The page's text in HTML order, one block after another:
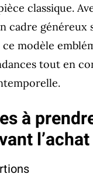
classique.
cadre généreux
modèle
tout en
à
l’achat